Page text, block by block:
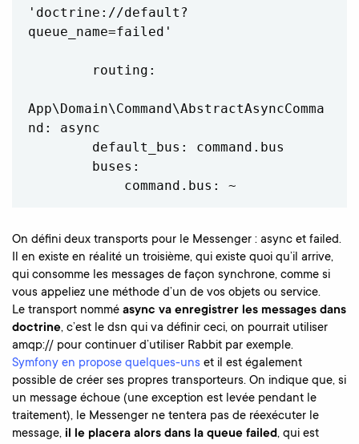
'doctrine://default?
queue_name=failed'
App\Domain\Command\AbstractAsyncComma
nd: async
On défini deux transports pour le Messenger : async et failed.
Il en existe en réalité un troisième, qui existe quoi qu’il arrive,
qui consomme les messages de façon synchrone, comme si
vous appeliez une méthode d’un de vos objets ou service.
Le transport nommé async va enregistrer les messages dans
doctrine, c’est le dsn qui va définir ceci, on pourrait utiliser
amqp:// pour continuer d’utiliser Rabbit par exemple.
Symfony en propose quelques-uns et il est également
possible de créer ses propres transporteurs. On indique que, si
un message échoue (une exception est levée pendant le
traitement), le Messenger ne tentera pas de réexécuter le
message, il le placera alors dans la queue failed, qui est